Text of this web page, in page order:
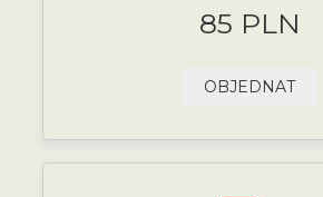
85 PLN
OBJEDNAT